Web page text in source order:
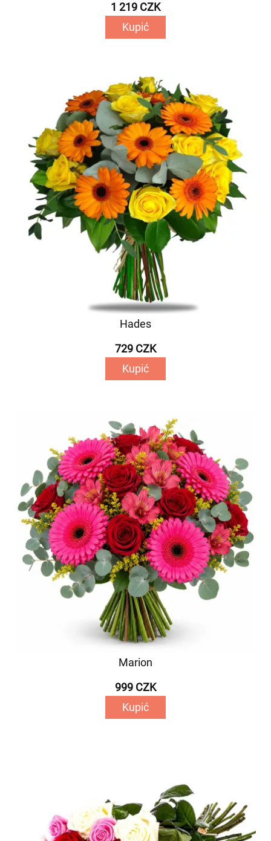
1 219 CZK
Kupić
Hades
729 CZK
Kupić
Marion
999 CZK
Kupić